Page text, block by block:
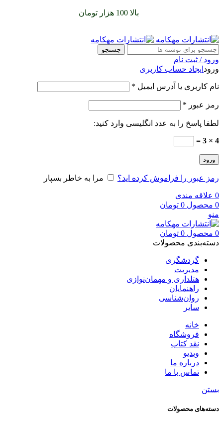
بالا 100 هزار تومان
جستجو
ورود / ثبت نام
ورود ایجاد حساب کاربری
نام کاربری یا آدرس ایمیل *
رمز عبور *
لطفا پاسخ را به عدد انگلیسی وارد کنید:
4 × 3 =
ورود
رمز عبور را فراموش کرده اید؟ مرا به خاطر بسپار
0 علاقه مندی
0 محصول 0 تومان
منو
0 محصول 0 تومان
دسته‌بندی محصولات
گردشگری
مدیریت
هتلداری و مهمان‌نوازی
راهنمایان
روان‌شناسی
سایر
خانه
فروشگاه
نقد کتاب
ویدیو
درباره‌ ما
تماس با ما
بستن
دسته‌های محصولات